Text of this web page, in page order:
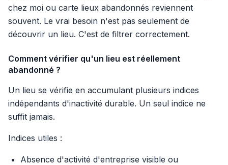
chez moi ou carte lieux abandonnés reviennent
souvent. Le vrai besoin n'est pas seulement de
découvrir un lieu. C'est de filtrer correctement.
Comment vérifier qu'un lieu est réellement
abandonné ?
Un lieu se vérifie en accumulant plusieurs indices
indépendants d'inactivité durable. Un seul indice ne
suffit jamais.
Indices utiles :
Absence d'activité d'entreprise visible ou